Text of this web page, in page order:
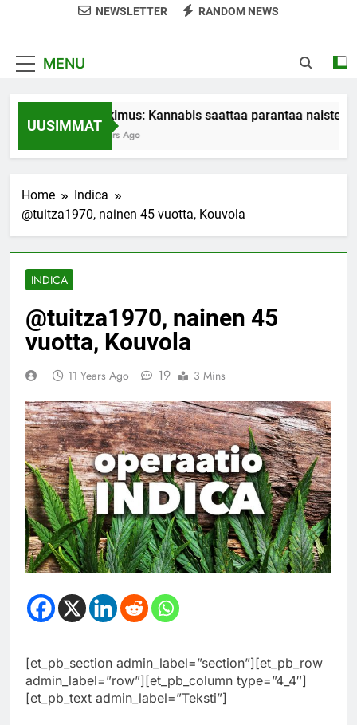
NEWSLETTER RANDOM NEWS
MENU
UUSIMMAT
Tutkimus: Kannabis saattaa parantaa naisten
7 Years Ago
Home
Indica
@tuitza1970, nainen 45 vuotta, Kouvola
INDICA
@tuitza1970, nainen 45
vuotta, Kouvola
11 Years Ago 19 3 Mins
[et_pb_section admin_label=”section”][et_pb_row
admin_label=”row”][et_pb_column type=”4_4″]
[et_pb_text admin_label=”Teksti”]